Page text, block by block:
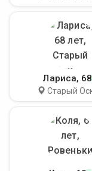
Лариса, 68
Старый